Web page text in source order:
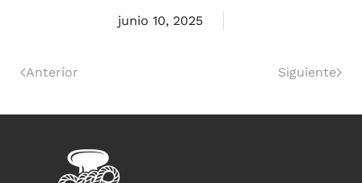
junio 10, 2025
Anterior Siguiente